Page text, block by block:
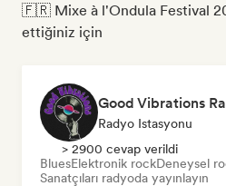
🇫🇷 Mixe à l'Ondula Festival
ettiğiniz için
Good Vibrations
Radyo Istasyonu
> 2900 cevap verildi
BluesElektronik rockDeneysel
Sanatçıları radyoda yayınlayın